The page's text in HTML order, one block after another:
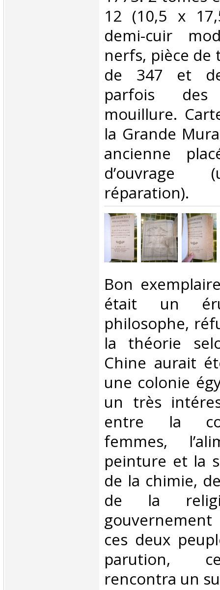
12 (10,5 x
demi-cuir
nerfs, pièce
de 347 et
parfois
mouillure.
la Grande
ancienne
d’ouvrage
réparation). ‎
‎Bon
était un
philosophe,
la théorie
Chine aurait
une colonie
un très
entre la
femmes,
peinture et la
de la chimie,
de la
ces deux
parution,
rencontra un